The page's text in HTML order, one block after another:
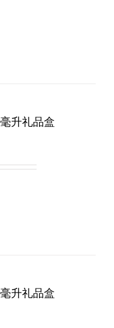
升礼品盒
升礼品盒